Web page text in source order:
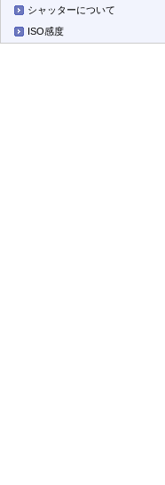
シャッターについて
ISO感度